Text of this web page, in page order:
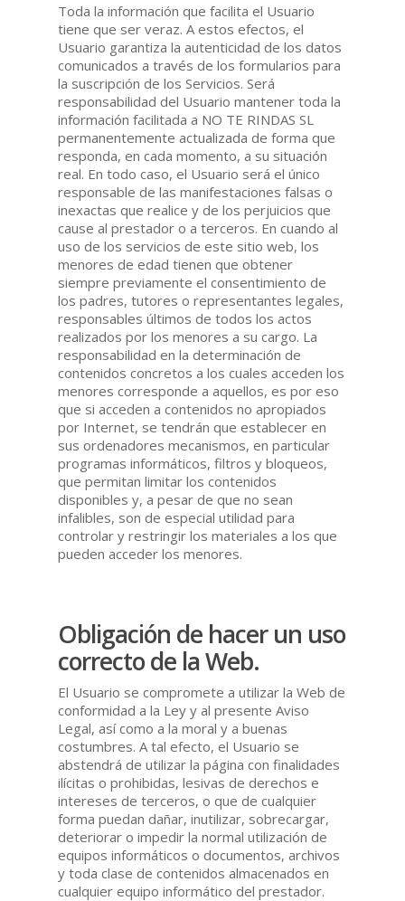
Toda la información que facilita el Usuario
tiene que ser veraz. A estos efectos, el
Usuario garantiza la autenticidad de los datos
comunicados a través de los formularios para
la suscripción de los Servicios. Será
responsabilidad del Usuario mantener toda la
información facilitada a NO TE RINDAS SL
permanentemente actualizada de forma que
responda, en cada momento, a su situación
real. En todo caso, el Usuario será el único
responsable de las manifestaciones falsas o
inexactas que realice y de los perjuicios que
cause al prestador o a terceros. En cuando al
uso de los servicios de este sitio web, los
menores de edad tienen que obtener
siempre previamente el consentimiento de
los padres, tutores o representantes legales,
responsables últimos de todos los actos
realizados por los menores a su cargo. La
responsabilidad en la determinación de
contenidos concretos a los cuales acceden los
menores corresponde a aquellos, es por eso
que si acceden a contenidos no apropiados
por Internet, se tendrán que establecer en
sus ordenadores mecanismos, en particular
programas informáticos, filtros y bloqueos,
que permitan limitar los contenidos
disponibles y, a pesar de que no sean
infalibles, son de especial utilidad para
controlar y restringir los materiales a los que
pueden acceder los menores.
Obligación de hacer un uso
correcto de la Web.
El Usuario se compromete a utilizar la Web de
conformidad a la Ley y al presente Aviso
Legal, así como a la moral y a buenas
costumbres. A tal efecto, el Usuario se
abstendrá de utilizar la página con finalidades
ilícitas o prohibidas, lesivas de derechos e
intereses de terceros, o que de cualquier
forma puedan dañar, inutilizar, sobrecargar,
deteriorar o impedir la normal utilización de
equipos informáticos o documentos, archivos
y toda clase de contenidos almacenados en
cualquier equipo informático del prestador.